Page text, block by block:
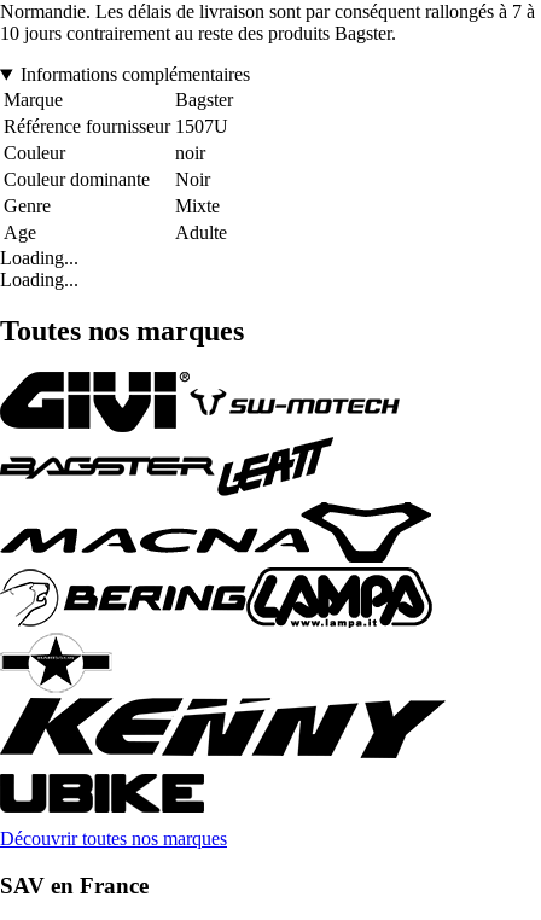
Normandie. Les délais de livraison sont par conséquent rallongés à 7 à
10 jours contrairement au reste des produits Bagster.
Informations complémentaires
Marque
Bagster
Référence fournisseur 1507U
Couleur
noir
Couleur dominante
Noir
Genre
Mixte
Age
Adulte
Loading...
Loading...
Toutes nos marques
Découvrir toutes nos marques
SAV en France